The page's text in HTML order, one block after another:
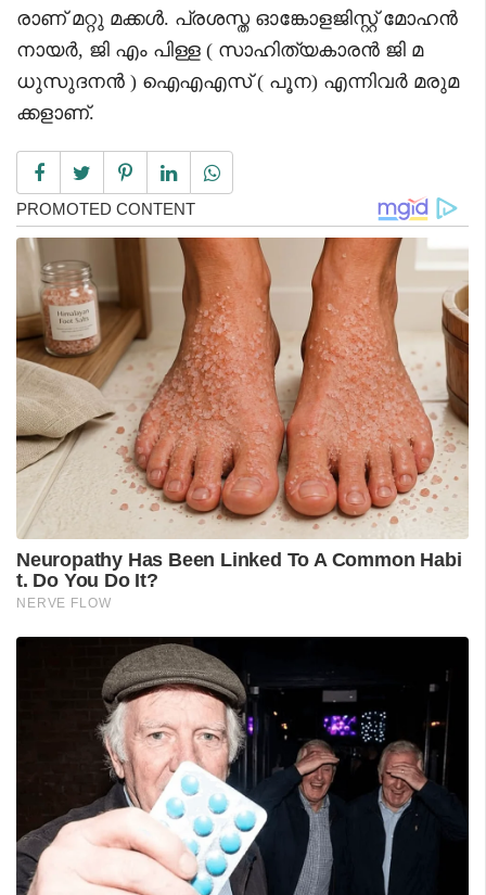
രാണ് മറ്റു മക്കൾ. പ്രശസ്ത ഓങ്കോളജിസ്റ്റ് മോഹൻ
നായർ, ജി എം പിള്ള ( സാഹിത്യകാരൻ ജി മ
ധുസുദനൻ ) ഐഎഎസ് ( പൂന) എന്നിവർ മരുമ
ക്കളാണ്.